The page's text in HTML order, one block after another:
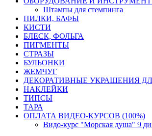
Штампы для стемпинга
ПИЛКИ, БАФЫ
КИСТИ
БЛЕСК, ФОЛЬГА
ПИГМЕНТЫ
СТРАЗЫ
БУЛЬОНКИ
ЖЕМЧУГ
ДЕКОРАТИВНЫЕ УКРАШЕНИЯ
НАКЛЕЙКИ
ТИПСЫ
ТАРА
ОПЛАТА ВИДЕО-КУРСОВ (100%)
Видо-курс "Морская душа" 9